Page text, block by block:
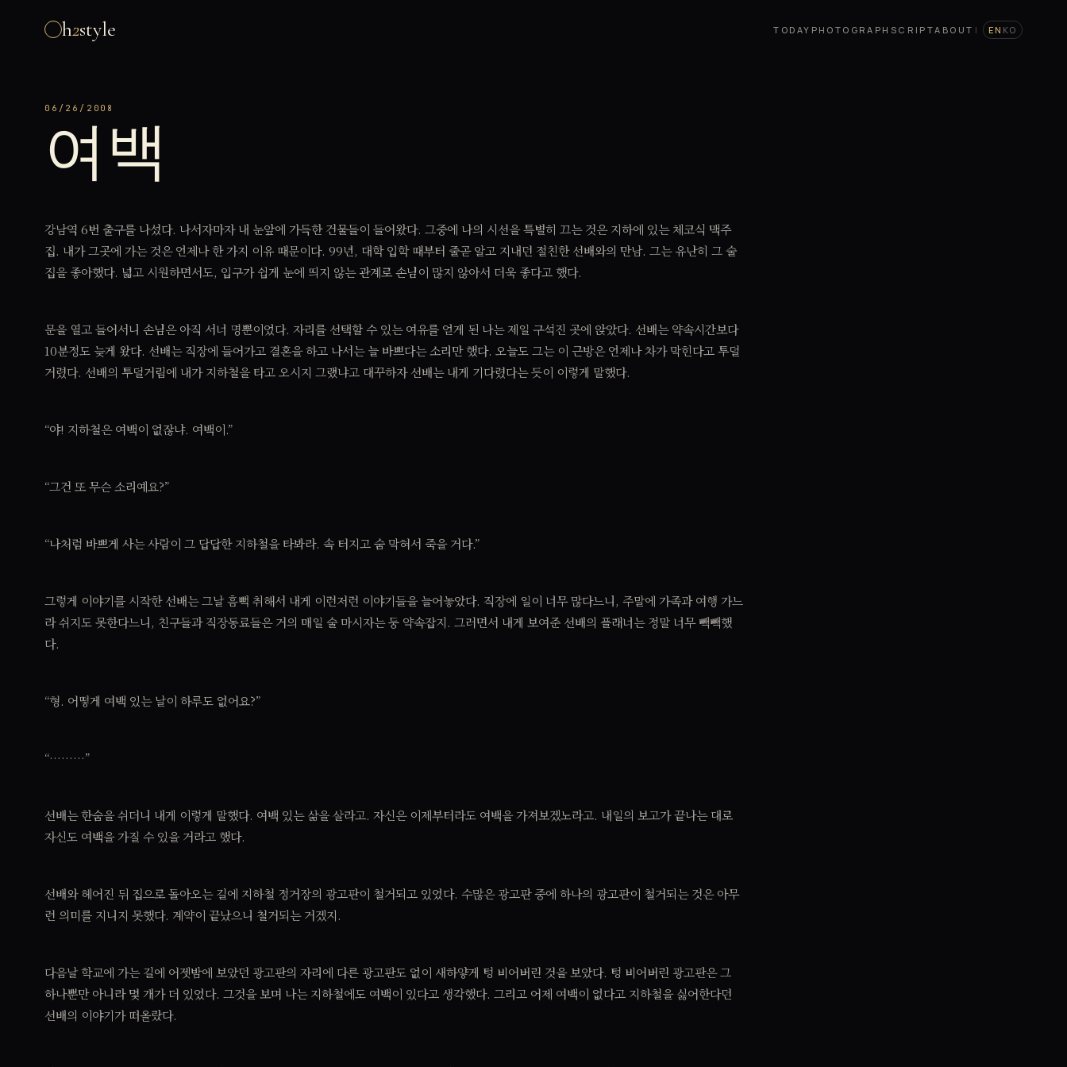
h2style TODAY PHOTOGRAPH SCRIPTABOUT | EN KO
06/26/2008
여백
강남역 6번 출구를 나섰다. 나서자마자 내 눈앞에 가득한 건물들이 들어왔다. 그중에 나의 시선을 특별히 끄는 것은 지하에 있는 체코식 맥주
집. 내가 그곳에 가는 것은 언제나 한 가지 이유 때문이다. 99년, 대학 입학 때부터 줄곧 알고 지내던 절친한 선배와의 만남. 그는 유난히 그 술
집을 좋아했다. 넓고 시원하면서도, 입구가 쉽게 눈에 띄지 않는 관계로 손님이 많지 않아서 더욱 좋다고 했다.
문을 열고 들어서니 손님은 아직 서너 명뿐이었다. 자리를 선택할 수 있는 여유를 얻게 된 나는 제일 구석진 곳에 앉았다. 선배는 약속시간보다
10분정도 늦게 왔다. 선배는 직장에 들어가고 결혼을 하고 나서는 늘 바쁘다는 소리만 했다. 오늘도 그는 이 근방은 언제나 차가 막힌다고 투덜
거렸다. 선배의 투덜거림에 내가 지하철을 타고 오시지 그랬냐고 대꾸하자 선배는 내게 기다렸다는 듯이 이렇게 말했다.
“야! 지하철은 여백이 없잖냐. 여백이.”
“그건 또 무슨 소리예요?”
“나처럼 바쁘게 사는 사람이 그 답답한 지하철을 타봐라. 속 터지고 숨 막혀서 죽을 거다.”
그렇게 이야기를 시작한 선배는 그날 흠뻑 취해서 내게 이런저런 이야기들을 늘어놓았다. 직장에 일이 너무 많다느니, 주말에 가족과 여행 가느
라 쉬지도 못한다느니, 친구들과 직장동료들은 거의 매일 술 마시자는 둥 약속잡지. 그러면서 내게 보여준 선배의 플래너는 정말 너무 빽빽했
다.
“형. 어떻게 여백 있는 날이 하루도 없어요?”
“………”
선배는 한숨을 쉬더니 내게 이렇게 말했다. 여백 있는 삶을 살라고. 자신은 이제부터라도 여백을 가져보겠노라고. 내일의 보고가 끝나는 대로
자신도 여백을 가질 수 있을 거라고 했다.
선배와 헤어진 뒤 집으로 돌아오는 길에 지하철 정거장의 광고판이 철거되고 있었다. 수많은 광고판 중에 하나의 광고판이 철거되는 것은 아무
런 의미를 지니지 못했다. 계약이 끝났으니 철거되는 거겠지.
다음날 학교에 가는 길에 어젯밤에 보았던 광고판의 자리에 다른 광고판도 없이 새하얗게 텅 비어버린 것을 보았다. 텅 비어버린 광고판은 그
하나뿐만 아니라 몇 개가 더 있었다. 그것을 보며 나는 지하철에도 여백이 있다고 생각했다. 그리고 어제 여백이 없다고 지하철을 싫어한다던
선배의 이야기가 떠올랐다.